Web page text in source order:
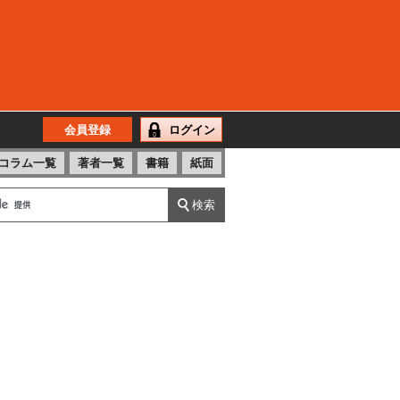
会員登録 ログイン
コラム一覧 著者一覧 書籍 紙面